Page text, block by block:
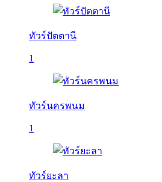
ทัวร์ปัตตานี
1
ทัวร์นครพนม
1
ทัวร์ยะลา